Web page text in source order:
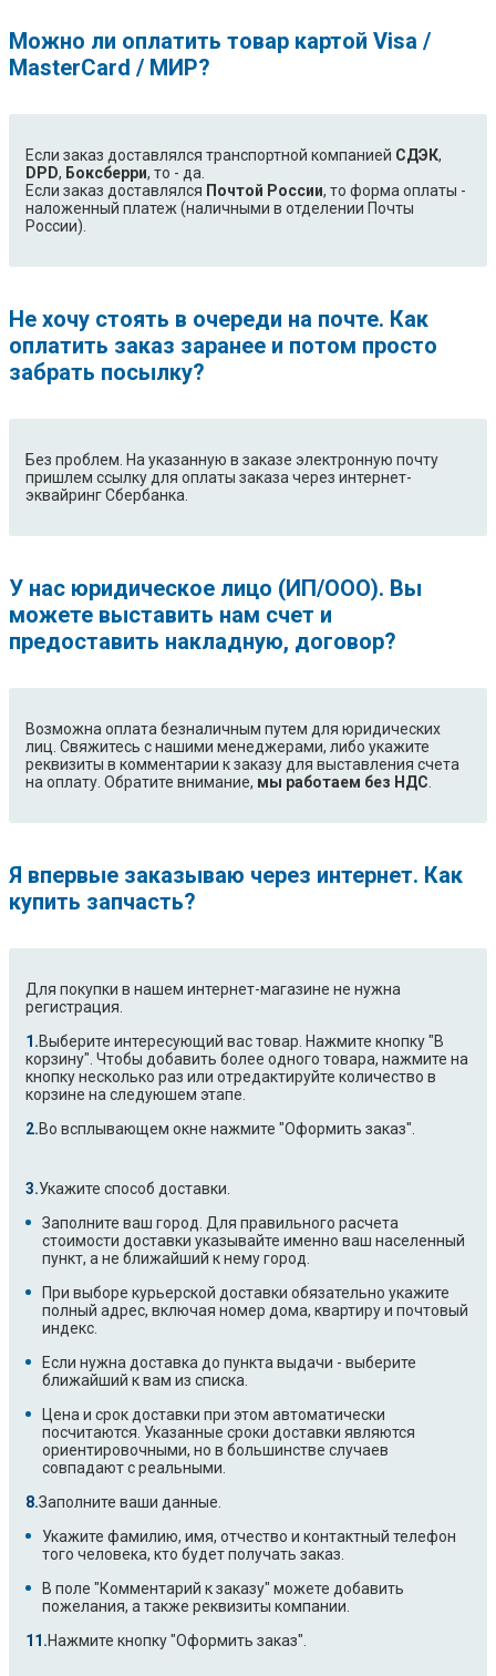
BFN1351T/BWT
BF3N3W (BF3N3W080/BWT)
NV70H3350CB/WT
BF641FSTP/XEU
BF3ON3T11G/XEU
BF3N3W080/BWT
BF1N4W213/BWT
BF1C4T223/BWT
NV70H3350CE/WT
NV70K1340BS/WT
NV70K1310BS/WT
BF641FGB (BF641FGB/BWT)
NV70K1341BG/WT
BFN1391T (BFN1391T/BWT)
BF641FGB/BWT
Можно ли оплатить товар картой Visa /
MasterCard / МИР?
Если заказ доставлялся транспортной компанией СДЭК,
DPD, Боксберри, то - да.
Если заказ доставлялся Почтой России, то форма оплаты -
наложенный платеж (наличными в отделении Почты
России).
Не хочу стоять в очереди на почте. Как
оплатить заказ заранее и потом просто
забрать посылку?
Без проблем. На указанную в заказе электронную почту
пришлем ссылку для оплаты заказа через интернет-
эквайринг Сбербанка.
У нас юридическое лицо (ИП/ООО). Вы
можете выставить нам счет и
предоставить накладную, договор?
Возможна оплата безналичным путем для юридических
лиц. Свяжитесь с нашими менеджерами, либо укажите
реквизиты в комментарии к заказу для выставления счета
на оплату. Обратите внимание, мы работаем без НДС
Я впервые заказываю через интернет. Как
купить запчасть?
Для покупки в нашем интернет-магазине не нужна
регистрация.
Выберите интересующий вас товар. Нажмите кнопку "В
корзину". Чтобы добавить более одного товара, нажмите на
кнопку несколько раз или отредактируйте количество в
корзине на следуюшем этапе.
Во всплывающем окне нажмите "Оформить заказ".
Укажите способ доставки.
Заполните ваш город. Для правильного расчета
стоимости доставки указывайте именно ваш населенный
пункт, а не ближайший к нему город.
При выборе курьерской доставки обязательно укажите
полный адрес, включая номер дома, квартиру и почтовый
индекс.
Если нужна доставка до пункта выдачи - выберите
ближайший к вам из списка.
Цена и срок доставки при этом автоматически
посчитаются. Указанные сроки доставки являются
ориентировочными, но в большинстве случаев
совпадают с реальными.
Заполните ваши данные.
Укажите фамилию, имя, отчество и контактный телефон
того человека, кто будет получать заказ.
В поле "Комментарий к заказу" можете добавить
пожелания, а также реквизиты компании.
Нажмите кнопку "Оформить заказ".